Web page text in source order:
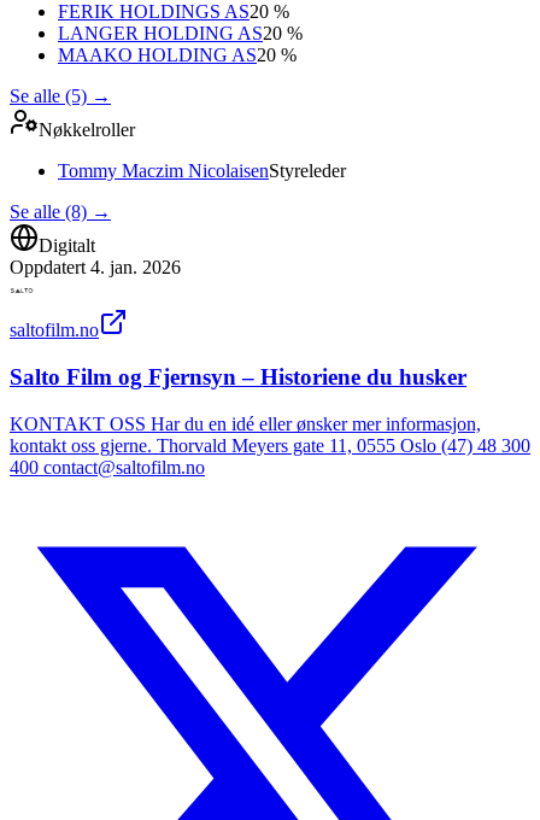
FERIK HOLDINGS AS20 %
LANGER HOLDING AS20 %
MAAKO HOLDING AS20 %
Se alle (5) →
Nøkkelroller
Tommy Maczim NicolaisenStyreleder
Se alle (8) →
Digitalt
Oppdatert 4. jan. 2026
saltofilm.no
Salto Film og Fjernsyn – Historiene du husker
KONTAKT OSS Har du en idé eller ønsker mer informasjon,
kontakt oss gjerne. Thorvald Meyers gate 11, 0555 Oslo (47) 48 300
400 contact@saltofilm.no